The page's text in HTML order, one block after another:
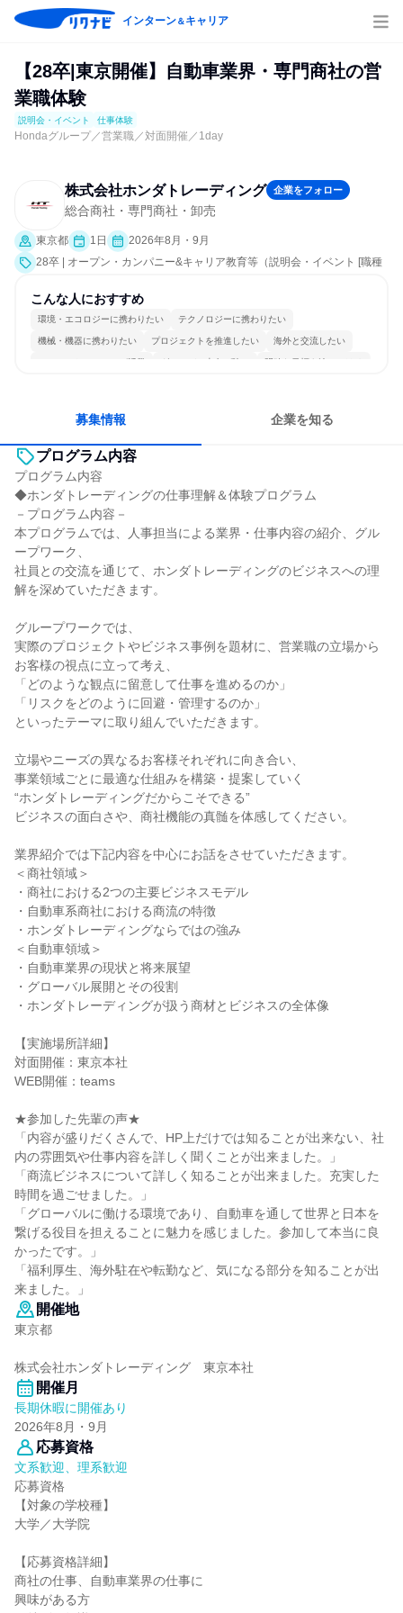
インターン＆キャリア
【28卒|東京開催】自動車業界・専門商社の営
業職体験
説明会・イベント 仕事体験
Hondaグループ／営業職／対面開催／1day
株式会社ホンダトレーディング 企業をフォロー
総合商社・専門商社・卸売
東京都 1日
2026年8月・9月
28卒 | オープン・カンパニー&キャリア教育等（説明会・イベント [職種
こんな人におすすめ
環境・エコロジーに携わりたい テクノロジーに携わりたい
機械・機器に携わりたい プロジェクトを推進したい 海外と交流したい
コミュニケーションが活発 グローバル志向が強い 明確な目標を追いかける
募集情報 企業を知る
プログラム内容
プログラム内容
◆ホンダトレーディングの仕事理解＆体験プログラム
－プログラム内容－
本プログラムでは、人事担当による業界・仕事内容の紹介、グル
ープワーク、
社員との交流を通じて、ホンダトレーディングのビジネスへの理
解を深めていただきます。
グループワークでは、
実際のプロジェクトやビジネス事例を題材に、営業職の立場から
お客様の視点に立って考え、
「どのような観点に留意して仕事を進めるのか」
「リスクをどのように回避・管理するのか」
といったテーマに取り組んでいただきます。
立場やニーズの異なるお客様それぞれに向き合い、
事業領域ごとに最適な仕組みを構築・提案していく
“ホンダトレーディングだからこそできる”
ビジネスの面白さや、商社機能の真髄を体感してください。
業界紹介では下記内容を中心にお話をさせていただきます。
＜商社領域＞
・商社における2つの主要ビジネスモデル
・自動車系商社における商流の特徴
・ホンダトレーディングならではの強み
＜自動車領域＞
・自動車業界の現状と将来展望
・グローバル展開とその役割
・ホンダトレーディングが扱う商材とビジネスの全体像
【実施場所詳細】
対面開催：東京本社
WEB開催：teams
★参加した先輩の声★
「内容が盛りだくさんで、HP上だけでは知ることが出来ない、社
内の雰囲気や仕事内容を詳しく聞くことが出来ました。」
「商流ビジネスについて詳しく知ることが出来ました。充実した
時間を過ごせました。」
「グローバルに働ける環境であり、自動車を通して世界と日本を
繋げる役目を担えることに魅力を感じました。参加して本当に良
かったです。」
「福利厚生、海外駐在や転勤など、気になる部分を知ることが出
来ました。」
開催地
東京都
株式会社ホンダトレーディング 東京本社
開催月
長期休暇に開催あり
2026年8月・9月
応募資格
文系歓迎、理系歓迎
応募資格
【対象の学校種】
大学／大学院
【応募資格詳細】
商社の仕事、自動車業界の仕事に
興味がある方